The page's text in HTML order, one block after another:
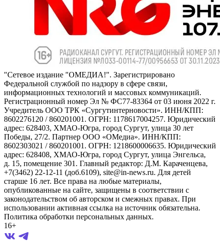
"Сетевое издание "ОМЕДИА!". Зарегистрировано
Федеральной службой по надзору в сфере связи,
информационных технологий и массовых коммуникаций.
Регистрационный номер Эл № ФС77-83364 от 03 июня 2022 г.
Учредитель ООО ТРК «Сургутинтерновости». ИНН/КПП:
8602276120 / 860201001. ОГРН: 1178617004257. Юридический
адрес: 628403, ХМАО-Югра, город Сургут, улица 30 лет
Победы, 27/2. Партнер ООО «ОМедиа». ИНН/КПП:
8602303021 / 860201001. ОГРН: 1218600006635. Юридический
адрес: 628408, ХМАО-Югра, город Сургут, улица Энгельса,
д. 15, помещение 301. Главный редактор: Д.М. Караченцева,
+7(3462) 22-12-11 (доб.6109), site@in-news.ru. Для детей
старше 16 лет. Все права на любые материалы,
опубликованные на сайте, защищены в соответствии с
законодательством об авторском и смежных правах. При
использовании активная ссылка на источник обязательна.
Политика обработки персональных данных.
16+